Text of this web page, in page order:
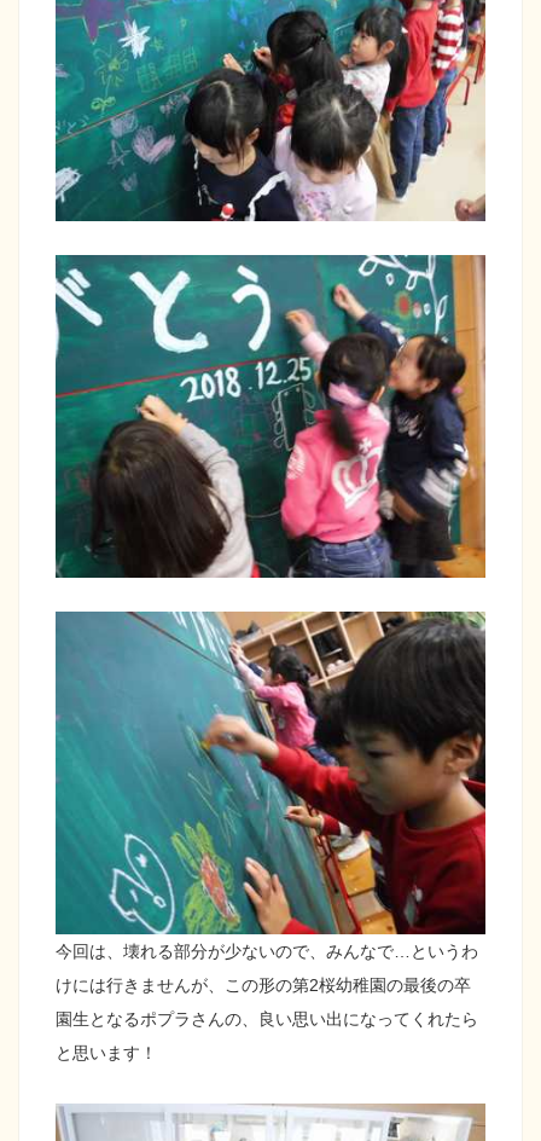
今回は、壊れる部分が少ないので、みんなで…というわ
けには行きませんが、この形の第2桜幼稚園の最後の卒
園生となるポプラさんの、良い思い出になってくれたら
と思います！